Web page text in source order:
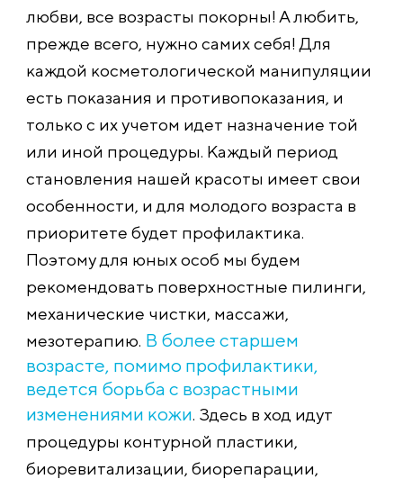
любви, все возрасты покорны! А любить,
прежде всего, нужно самих себя! Для
каждой косметологической манипуляции
есть показания и противопоказания, и
только с их учетом идет назначение той
или иной процедуры. Каждый период
становления нашей красоты имеет свои
особенности, и для молодого возраста в
приоритете будет профилактика.
Поэтому для юных особ мы будем
рекомендовать поверхностные пилинги,
механические чистки, массажи,
мезотерапию. В более старшем
возрасте, помимо профилактики,
ведется борьба с возрастными
изменениями кожи. Здесь в ход идут
процедуры контурной пластики,
биоревитализации, биорепарации,